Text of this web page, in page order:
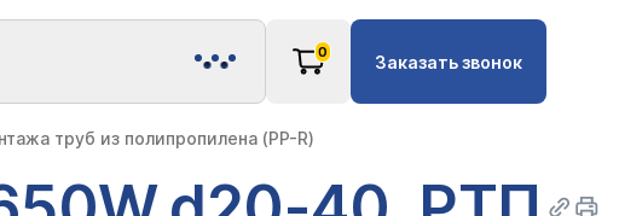
0 Заказать звонок
труб из полипропилена (PP-R)